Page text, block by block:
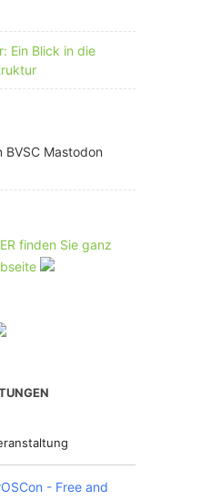
Ein Blick in die
Mastodon
finden Sie ganz
- Free and